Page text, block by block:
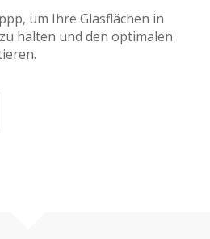
um Ihre Glasflächen in
halten und den optimalen